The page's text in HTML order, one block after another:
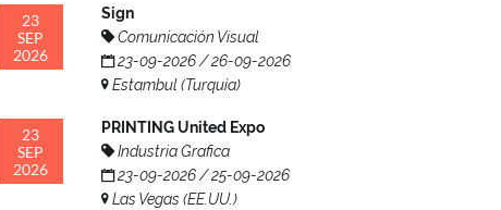
23
SEP
2026
Sign
Comunicación Visual
23-09-2026 / 26-09-2026
Estambul (Turquía)
23
SEP
2026
PRINTING United Expo
Industria Grafica
23-09-2026 / 25-09-2026
Las Vegas (EE.UU.)